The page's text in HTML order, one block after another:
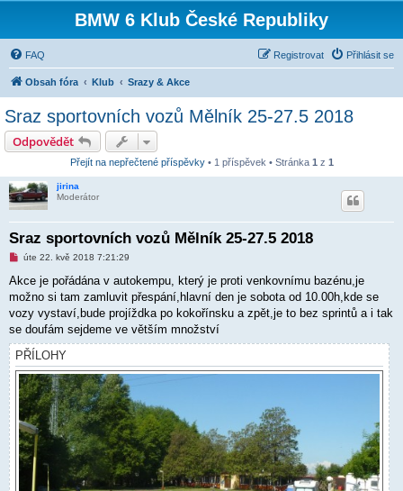
BMW 6 Klub České Republiky
FAQ Přihlásit se
Registrovat
Obsah fóra Klub Srazy & Akce
Sraz sportovních vozů Mělník 25-27.5 2018
Odpovědět
Přejít na nepřečtené příspěvky• 1 příspěvek • Stránka 1 z 1
jirina
Moderátor
Sraz sportovních vozů Mělník 25-27.5 2018
N
v
p
ř
s
p
ě
v
e
k
úte 22. kvě 2018 7:21:29
Akce je pořádána v autokempu, který je proti venkovnímu bazénu,je
možno si tam zamluvit přespání,hlavní den je sobota od 10.00h,kde se
vozy vystaví,bude projíždka po kokořínsku a zpět,je to bez sprintů a i tak
se doufám sejdeme ve větším množství
PŘÍLOHY